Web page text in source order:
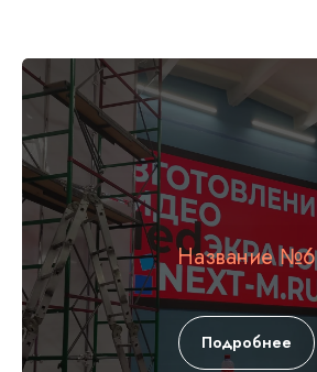
Название №6
Подробнее